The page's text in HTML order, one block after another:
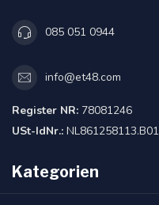
085 051 0944
info@et48.com
Register NR: 78081246
USt-IdNr.: NL861258113.B01
Kategorien